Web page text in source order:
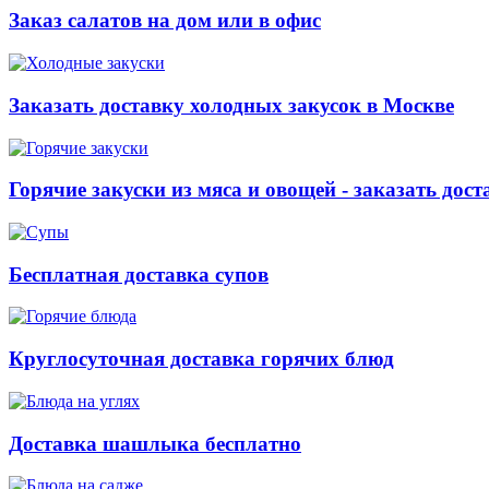
Заказ салатов на дом или в офис
Заказать доставку холодных закусок в Москве
Горячие закуски из мяса и овощей - заказать
Бесплатная доставка супов
Круглосуточная доставка горячих блюд
Доставка шашлыка бесплатно